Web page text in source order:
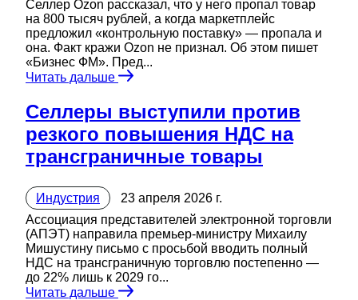
Селлер Ozon рассказал, что у него пропал товар
на 800 тысяч рублей, а когда маркетплейс
предложил «контрольную поставку» — пропала и
она. Факт кражи Ozon не признал. Об этом пишет
«Бизнес ФМ». Пред...
Читать дальше
Селлеры выступили против
резкого повышения НДС на
трансграничные товары
Индустрия
23 апреля 2026 г.
Ассоциация представителей электронной торговли
(АПЭТ) направила премьер-министру Михаилу
Мишустину письмо с просьбой вводить полный
НДС на трансграничную торговлю постепенно —
до 22% лишь к 2029 го...
Читать дальше